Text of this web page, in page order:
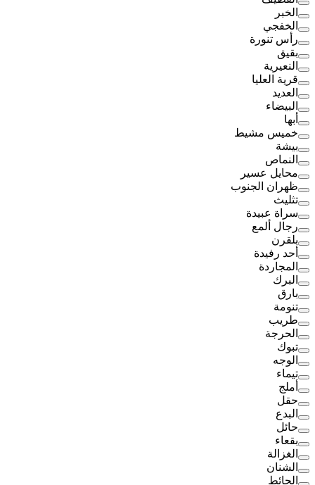
الخبر
الخفجي
رأس تنورة
بقيق
النعيرية
قرية العليا
العديد
البيضاء
أبها
خميس مشيط
بيشة
النماص
محايل عسير
ظهران الجنوب
تثليث
سراة عبيدة
رجال ألمع
بلقرن
أحد رفيدة
المجاردة
البرك
بارق
تنومة
طريب
الحرجة
تبوك
الوجه
تيماء
أملج
حقل
البدع
حائل
بقعاء
الغزالة
الشنان
الحائط